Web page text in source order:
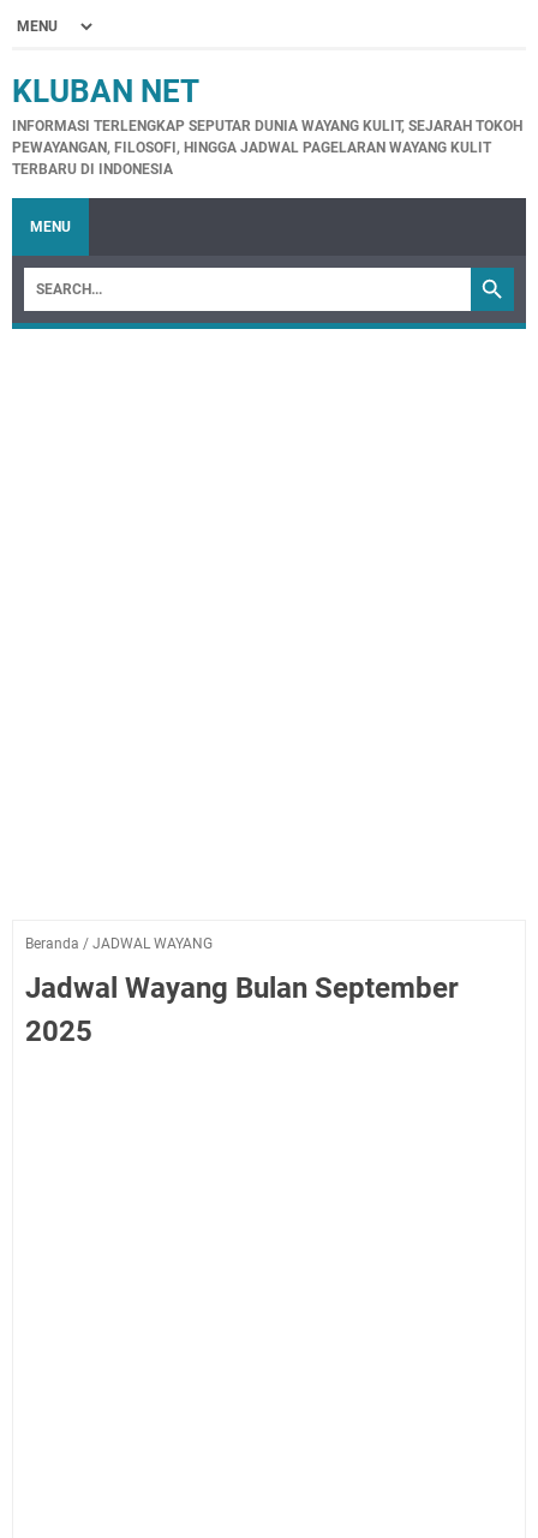
KLUBAN NET
INFORMASI TERLENGKAP SEPUTAR DUNIA WAYANG KULIT, SEJARAH TOKOH
PEWAYANGAN, FILOSOFI, HINGGA JADWAL PAGELARAN WAYANG KULIT
TERBARU DI INDONESIA
MENU
Beranda / JADWAL WAYANG
Jadwal Wayang Bulan September
2025